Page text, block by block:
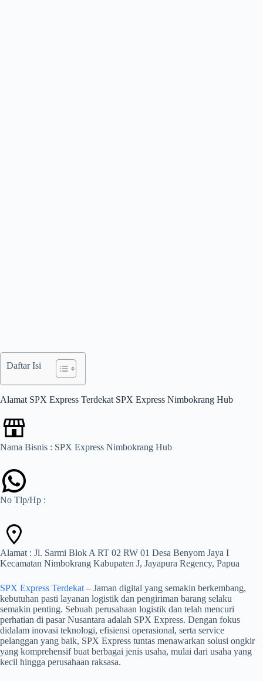
Daftar Isi
Alamat SPX Express Terdekat SPX Express Nimbokrang Hub
Nama Bisnis : SPX Express Nimbokrang Hub
No Tlp/Hp :
Alamat : Jl. Sarmi Blok A RT 02 RW 01 Desa Benyom Jaya I
Kecamatan Nimbokrang Kabupaten J, Jayapura Regency, Papua
SPX Express Terdekat – Jaman digital yang semakin berkembang,
kebutuhan pasti layanan logistik dan pengiriman barang selaku
semakin penting. Sebuah perusahaan logistik dan telah mencuri
perhatian di pasar Nusantara adalah SPX Express. Dengan fokus
didalam inovasi teknologi, efisiensi operasional, serta service
pelanggan yang baik, SPX Express tuntas menawarkan solusi ongkir
yang komprehensif buat berbagai jenis usaha, mulai dari usaha yang
kecil hingga perusahaan raksasa.